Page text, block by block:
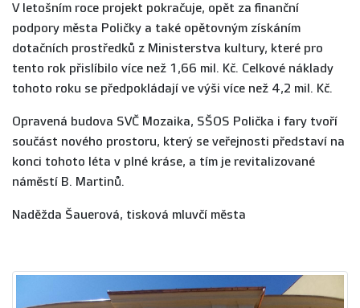
V letošním roce projekt pokračuje, opět za finanční
podpory města Poličky a také opětovným získáním
dotačních prostředků z Ministerstva kultury, které pro
tento rok přislíbilo více než 1,66 mil. Kč. Celkové náklady
tohoto roku se předpokládají ve výši více než 4,2 mil. Kč.
Opravená budova SVČ Mozaika, SŠOS Polička i fary tvoří
součást nového prostoru, který se veřejnosti představí na
konci tohoto léta v plné kráse, a tím je revitalizované
náměstí B. Martinů.
Naděžda Šauerová, tisková mluvčí města